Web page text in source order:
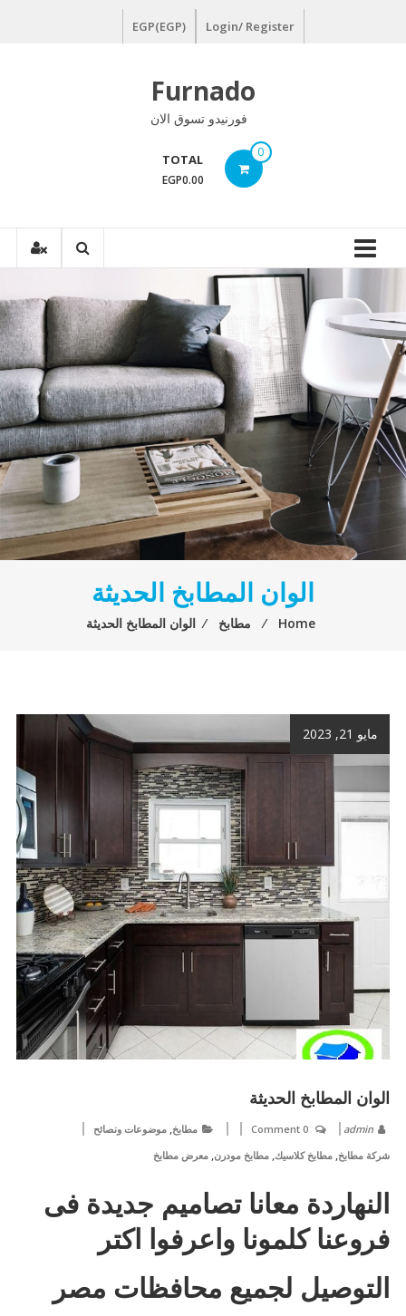
Login/ Register
EGP(EGP)
Furnado
فورنيدو تسوق الان
0
TOTAL
EGP0.00
الوان المطابخ الحديثة
Home
⁄ مطابخ ⁄ الوان المطابخ الحديثة
مايو 21, 2023
الوان المطابخ الحديثة
admin
0 Comment مطابخ, موضوعات ونصائح
شركة مطابخ, مطابخ كلاسيك, مطابخ مودرن, معرض مطابخ
النهاردة معانا تصاميم جديدة فى
فروعنا كلمونا واعرفوا اكتر
التوصيل لجميع محافظات مصر